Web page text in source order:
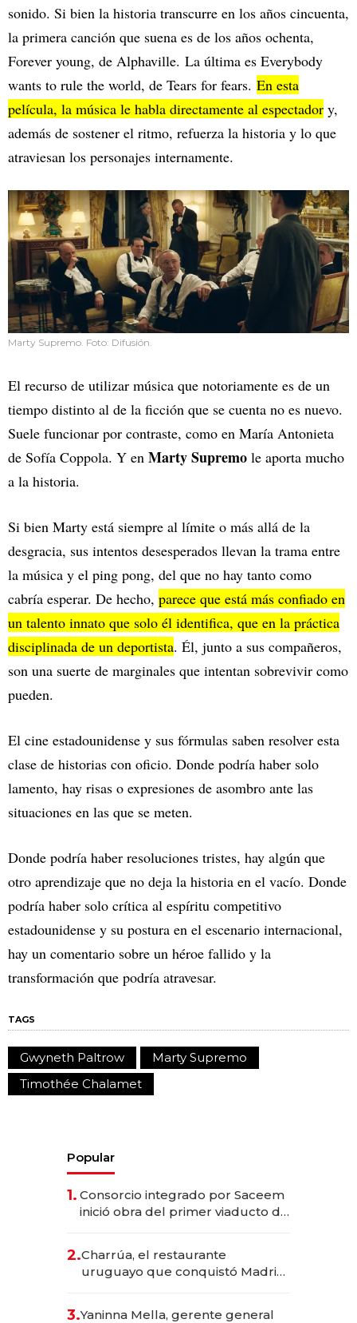
sonido. Si bien la historia transcurre en los años cincuenta,
la primera canción que suena es de los años ochenta,
Forever young, de Alphaville. La última es Everybody
wants to rule the world, de Tears for fears. En esta
película, la música le habla directamente al espectador y,
además de sostener el ritmo, refuerza la historia y lo que
atraviesan los personajes internamente.
Marty Supremo. Foto: Difusión.
El recurso de utilizar música que notoriamente es de un
tiempo distinto al de la ficción que se cuenta no es nuevo.
Suele funcionar por contraste, como en María Antonieta
de Sofía Coppola. Y en Marty Supremo le aporta mucho
a la historia.
Si bien Marty está siempre al límite o más allá de la
desgracia, sus intentos desesperados llevan la trama entre
la música y el ping pong, del que no hay tanto como
cabría esperar. De hecho, parece que está más confiado en
un talento innato que solo él identifica, que en la práctica
disciplinada de un deportista. Él, junto a sus compañeros,
son una suerte de marginales que intentan sobrevivir como
pueden.
El cine estadounidense y sus fórmulas saben resolver esta
clase de historias con oficio. Donde podría haber solo
lamento, hay risas o expresiones de asombro ante las
situaciones en las que se meten.
Donde podría haber resoluciones tristes, hay algún que
otro aprendizaje que no deja la historia en el vacío. Donde
podría haber solo crítica al espíritu competitivo
estadounidense y su postura en el escenario internacional,
hay un comentario sobre un héroe fallido y la
transformación que podría atravesar.
TAGS
Gwyneth Paltrow
Marty Supremo
Timothée Chalamet
Popular
1. Consorcio integrado por Saceem
inició obra del primer viaducto de
millones
2.Charrúa, el restaurante
uruguayo que conquistó Madrid:
3.Yaninna Mella, gerente general